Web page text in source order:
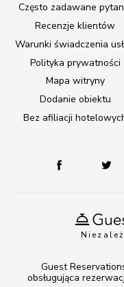
Często zadawane
Recenzje klientów
Warunki świadczenia
Polityka prywatności
Mapa witryny
Dodanie obiektu
Bez afiliacji
Guest
obsługująca